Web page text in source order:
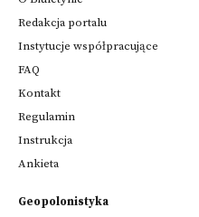
Redakcja portalu
Instytucje współpracujące
FAQ
Kontakt
Regulamin
Instrukcja
Ankieta
Geopolonistyka